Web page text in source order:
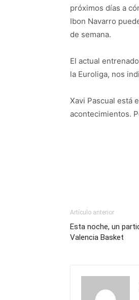
próximos días a
Ibon Navarro
de semana.
El actual
la Euroliga, nos
Xavi Pascual está
acontecimientos.
Artículo anterior
Esta noche, un
Valencia Basket